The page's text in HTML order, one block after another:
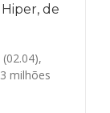
de
milhões